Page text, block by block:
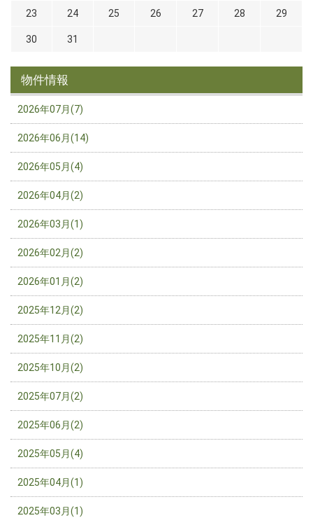
23 24 25 26 27 28 29
30 31
物件情報
2026年07月(7)
2026年06月(14)
2026年05月(4)
2026年04月(2)
2026年03月(1)
2026年02月(2)
2026年01月(2)
2025年12月(2)
2025年11月(2)
2025年10月(2)
2025年07月(2)
2025年06月(2)
2025年05月(4)
2025年04月(1)
2025年03月(1)